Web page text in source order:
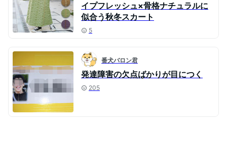
イプフレッシュ×骨格ナチュラルに
似合う秋冬スカート
5
番犬バロン君
発達障害の欠点ばかりが目につく
205